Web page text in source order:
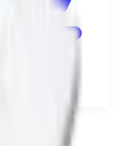
vandens akmuo